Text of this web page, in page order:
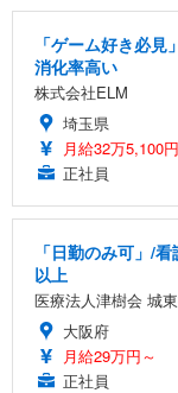
「ゲーム好き必
消化率高い
株式会社ELM
埼玉県
月給32万5,100
正社員
「日勤のみ可」/
以上
医療法人津樹会 城
大阪府
月給29万円～
正社員